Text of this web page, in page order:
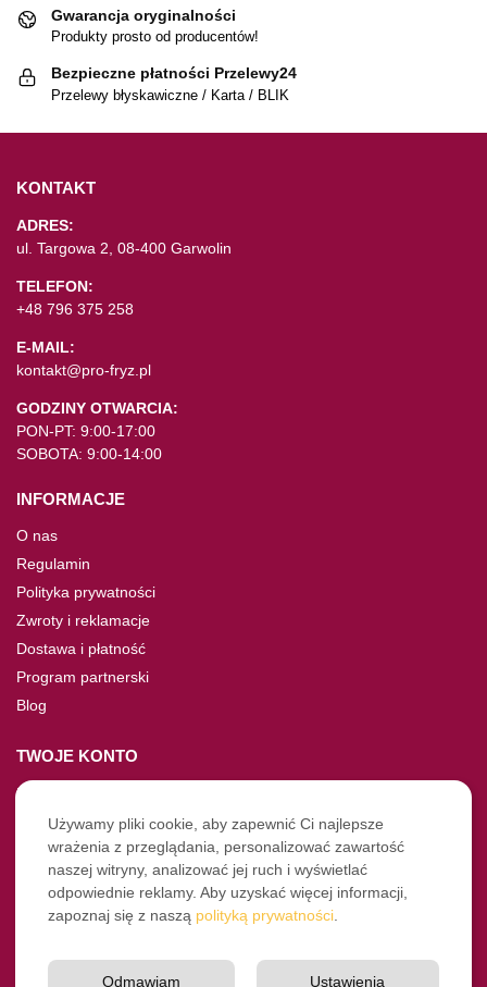
Gwarancja oryginalności
Produkty prosto od producentów!
Bezpieczne płatności Przelewy24
Przelewy błyskawiczne / Karta / BLIK
KONTAKT
ADRES:
ul. Targowa 2, 08-400 Garwolin
TELEFON:
+48 796 375 258
E-MAIL:
kontakt@pro-fryz.pl
GODZINY OTWARCIA:
PON-PT: 9:00-17:00
SOBOTA: 9:00-14:00
INFORMACJE
O nas
Regulamin
Polityka prywatności
Zwroty i reklamacje
Dostawa i płatność
Program partnerski
Blog
TWOJE KONTO
Moje konto
Nie pamiętasz hasła?
Twoje zamówienia
NASZE SOCIALE
Instagram
Używamy pliki cookie, aby zapewnić Ci najlepsze
wrażenia z przeglądania, personalizować zawartość
naszej witryny, analizować jej ruch i wyświetlać
odpowiednie reklamy. Aby uzyskać więcej informacji,
zapoznaj się z naszą polityką prywatności
Ustawienia
Odmawiam